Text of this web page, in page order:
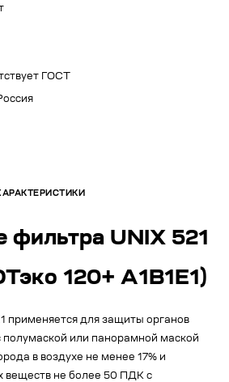
ГОСТ
фильтра UNIX 521
120+ А1B1E1)
применяется для защиты органов
полумаской или панорамной маской
в воздухе не менее 17% и
веществ не более 50 ПДК с